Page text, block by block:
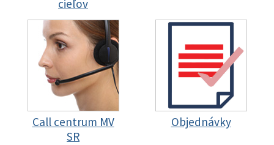
cieľov
Call centrum MV
SR
Objednávky